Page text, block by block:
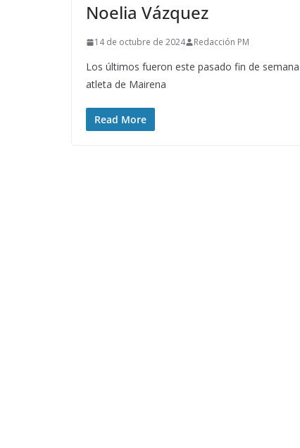
Noelia Vázquez
14 de octubre de 2024 Redacción PM
Los últimos fueron este pasado fin de
atleta de Mairena
Read More